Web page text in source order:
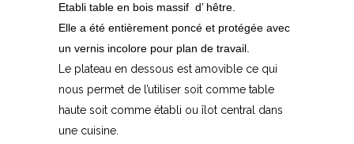
Etabli table en bois massif d’ hêtre.
Elle a été entièrement poncé et protégée avec
un vernis incolore pour plan de travail.
Le plateau en dessous est amovible ce qui
nous permet de l’utiliser soit comme table
haute soit comme établi ou îlot central dans
une cuisine.